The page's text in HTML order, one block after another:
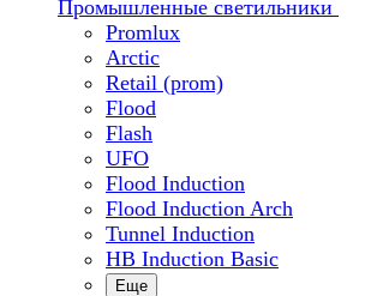
Промышленные светильники
Promlux
Arctic
Retail (prom)
Flood
Flash
UFO
Flood Induction
Flood Induction Arch
Tunnel Induction
HB Induction Basic
Еще